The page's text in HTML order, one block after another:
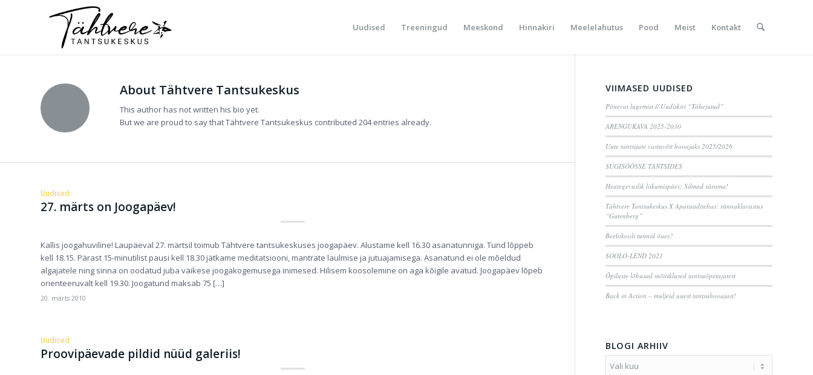
Uudised Treeningud Meeskond Hinnakiri Meelelahutus Pood Meist Kontakt
About Tähtvere Tantsukeskus
This author has not written his bio yet.
But we are proud to say thatTähtvere Tantsukeskus contributed 204 entries already.
Uudised
27. märts on Joogapäev!
Kallis joogahuviline! Laupäeval 27. märtsil toimub Tähtvere tantsukeskuses joogapäev. Alustame kell 16.30 asanatunniga. Tund lõppeb
kell 18.15. Pärast 15-minutilist pausi kell 18.30 jätkame meditatsiooni, mantrate laulmise ja jutuajamisega. Asanatund ei ole mõeldud
algajatele ning sinna on oodatud juba väikese joogakogemusega inimesed. Hilisem koosolemine on aga kõigile avatud. Joogapäev lõpeb
orienteeruvalt kell 19.30. Joogatund maksab 75 […]
20. märts 2010
Uudised
Proovipäevade pildid nüüd galeriis!
VIIMASED UUDISED
Põnevat lugemist // Uudiskiri “Tähejutud”
ARENGUKAVA 2025-2030
Uute tantsijate vastuvõtt hooajaks 2025/2026
SÜGISÖÖSSE TANTSIDES
Heategevuslik liikumispäev: Silmad särama!
Tähtvere Tantsukeskus X Aparaaditehas: rännaklavastus
“Gutenberg”
Beebikooli tunnid õues?
SOOLO-LEND 2021
Õpilaste lõbusad mõtisklused tantsuõpetajatest
Back in Action – muljeid uuest tantsuhooajast!
BLOGI ARHIIV